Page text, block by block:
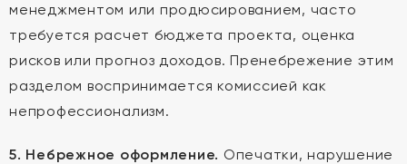
менеджментом или продюсированием, часто
требуется расчет бюджета проекта, оценка
рисков или прогноз доходов. Пренебрежение этим
разделом воспринимается комиссией как
непрофессионализм.
5. Небрежное оформление. Опечатки, нарушение